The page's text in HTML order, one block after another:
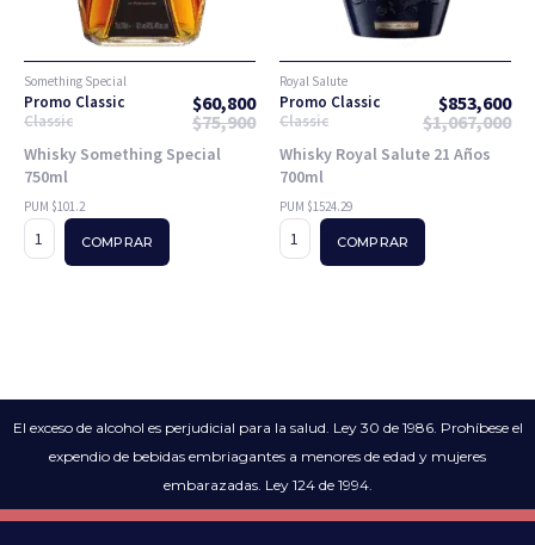
Something Special
Promo Classic $60,800
Classic $75,900
Whisky Something Special
750ml
PUM $101.2
COMPRAR
Royal Salute
Promo Classic $853,600
Classic $1,067,000
Whisky Royal Salute 21 Años
700ml
PUM $1524.29
COMPRAR
El exceso de alcohol es perjudicial para la salud. Ley 30 de 1986. Prohíbese el
expendio de bebidas embriagantes a menores de edad y mujeres
embarazadas. Ley 124 de 1994.